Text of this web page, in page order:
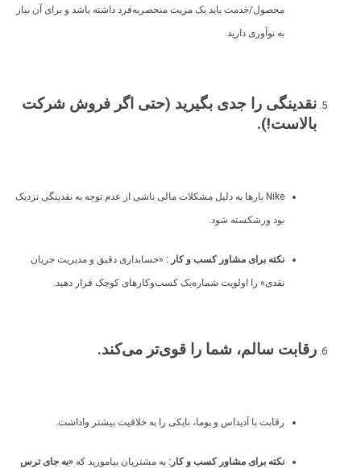
محصول/خدمت باید یک مزیت منحصربه‌فرد داشته باشد و برای آن نیاز
به نوآوری دارید.
نقدینگی را جدی بگیرید (حتی اگر فروش شرکت
بالاست!).
Nike بارها به دلیل مشکلات مالی ناشی از عدم توجه به نقدینگی نزدیک
بود ورشکسته شود.
نکته برای مشاور کسب و کار : «حسابداری دقیق و مدیریت جریان
نقدی» را اولویت شماره‌یک کسب‌وکارهای کوچک قرار دهید.
رقابت سالم، شما را قوی‌تر می‌کند.
رقابت با آدیداس و پوما، نایکی را به خلاقیت بیشتر واداشت.
نکته برای مشاور کسب و کار: به مشتریان بیاموزید که «به جای ترس